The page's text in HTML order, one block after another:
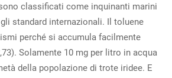
classificati come inquinanti marini
standard internazionali. Il toluene
perché si accumula facilmente
Solamente 10 mg per litro in acqua
della popolazione di trote iridee. E